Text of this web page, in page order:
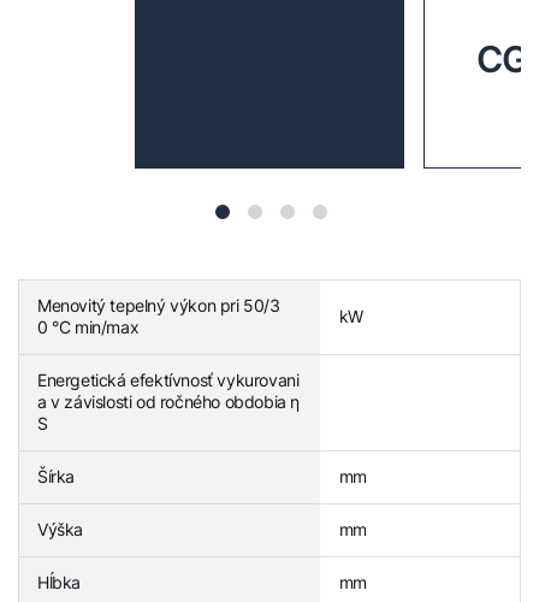
Menovitý tepelný výkon pri 50/3
0 °C min/max
kW
Energetická efektívnosť vykurovani
a v závislosti od ročného obdobia η
S
Šírka mm
Výška mm
Hĺbka mm